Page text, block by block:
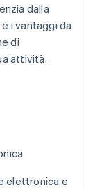
dalla
i vantaggi da
di
attività.
elettronica e